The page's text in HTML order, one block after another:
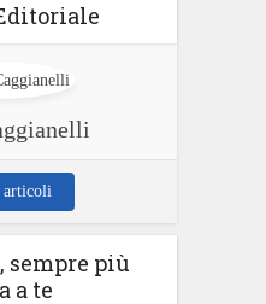
sempre più
a te